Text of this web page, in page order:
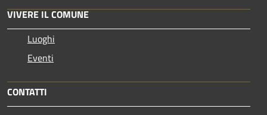
VIVERE IL COMUNE
Luoghi
Eventi
CONTATTI